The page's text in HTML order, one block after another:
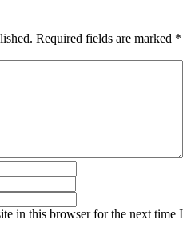
Required fields are marked *
in this browser for the next time I